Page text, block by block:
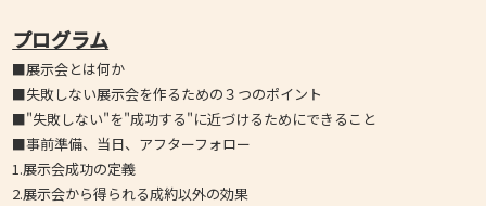
プログラム
■展示会とは何か
■失敗しない展示会を作るための３つのポイント
■"失敗しない"を"成功する"に近づけるためにできること
■事前準備、当日、アフターフォロー
1.展示会成功の定義
2.展示会から得られる成約以外の効果